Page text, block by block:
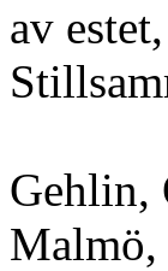
av
Gehlin,